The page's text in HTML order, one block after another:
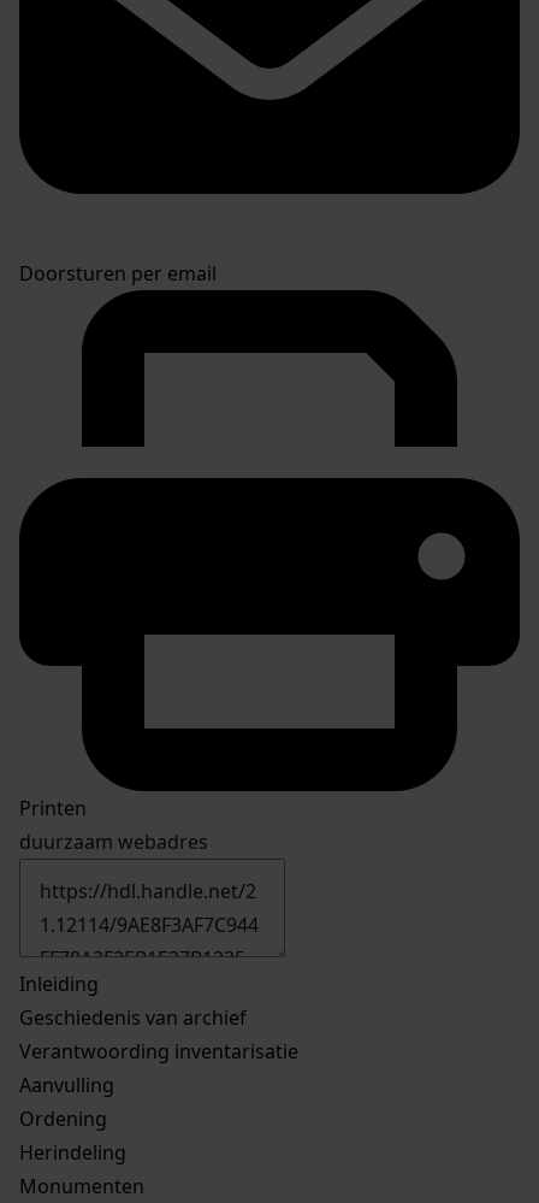
Doorsturen per email
Printen
duurzaam webadres
Inleiding
Geschiedenis van archief
Verantwoording inventarisatie
Aanvulling
Ordening
Herindeling
Monumenten